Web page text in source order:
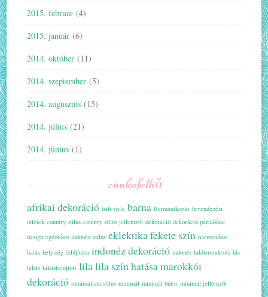
2015. február (4)
2015. január (6)
2014. október (11)
2014. szeptember (5)
2014. augusztus (15)
2014. július (21)
2014. június (1)
címkefelhő
afrikai dekoráció bali style barna Bemutatkozás berendezési
ötletek country stílus country stílus jellemzői dekoráció dekoráció párnákkal
design egzotikus indonéz stílus eklektikafekete szín harmonikus
hatás helyiség felújítása indonéz dekoráció indonéz lakberendezés kis
lakás lakásfelújítás lilalila szín hatásamarokkói
dekoráció minimalista stílus minimál minimál bútor minimál jellemzői